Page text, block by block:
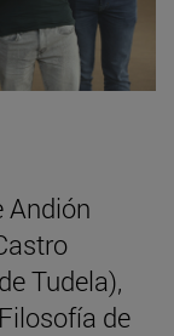
Andión
Tudela),
de